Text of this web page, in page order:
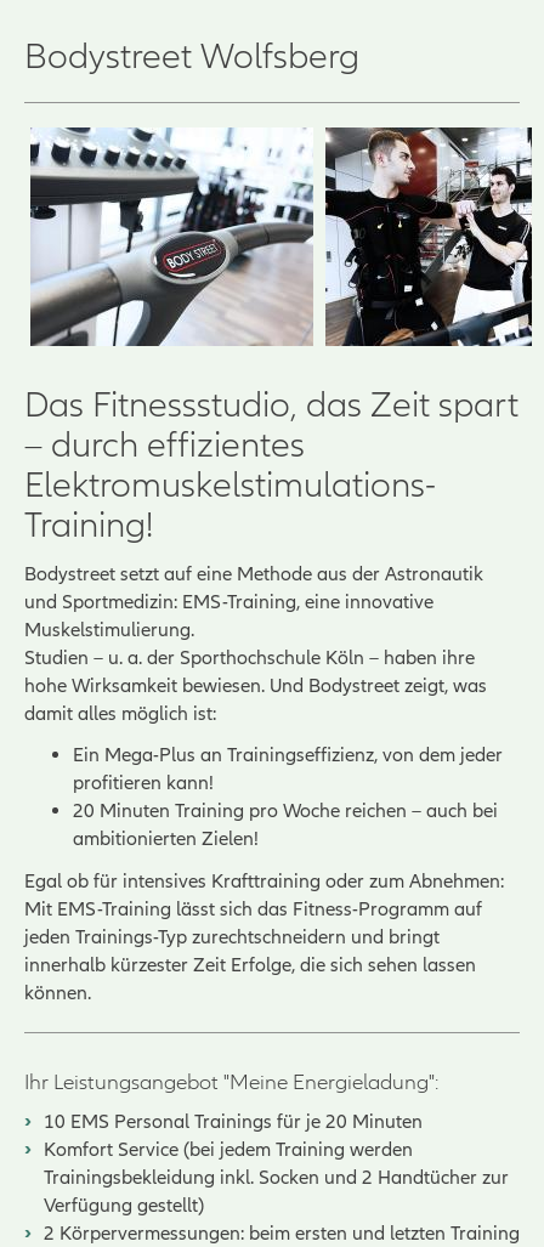
Bodystreet Wolfsberg
Das Fitnessstudio, das Zeit spart
– durch effizientes
Elektromuskelstimulations-
Training!
Bodystreet setzt auf eine Methode aus der Astronautik
und Sportmedizin: EMS-Training, eine innovative
Muskelstimulierung.
Studien – u. a. der Sporthochschule Köln – haben ihre
hohe Wirksamkeit bewiesen. Und Bodystreet zeigt, was
damit alles möglich ist:
Ein Mega-Plus an Trainingseffizienz, von dem jeder
profitieren kann!
20 Minuten Training pro Woche reichen – auch bei
ambitionierten Zielen!
Egal ob für intensives Krafttraining oder zum Abnehmen:
Mit EMS-Training lässt sich das Fitness-Programm auf
jeden Trainings-Typ zurechtschneidern und bringt
innerhalb kürzester Zeit Erfolge, die sich sehen lassen
können.
Ihr Leistungsangebot "Meine Energieladung":
10 EMS Personal Trainings für je 20 Minuten
Komfort Service (bei jedem Training werden
Trainingsbekleidung inkl. Socken und 2 Handtücher zur
Verfügung gestellt)
2 Körpervermessungen: beim ersten und letzten Training